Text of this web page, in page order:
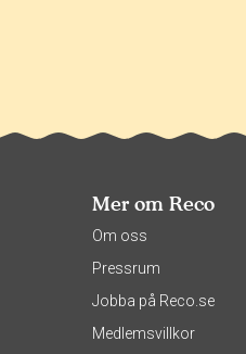
Mer om Reco
Om oss
Pressrum
Jobba på Reco.se
Medlemsvillkor